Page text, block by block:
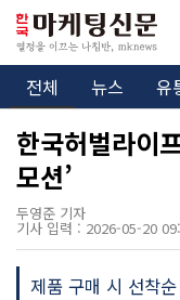
전체 뉴스 유
한국허벌라이
모션’
두영준 기자
기사 입력 : 2026-05-20
제품 구매 시 선착